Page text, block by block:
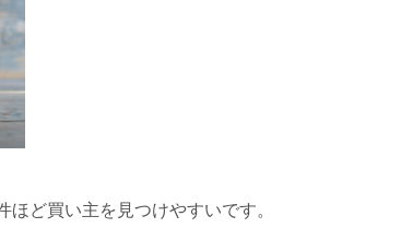
ど買い主を見つけやすいです。